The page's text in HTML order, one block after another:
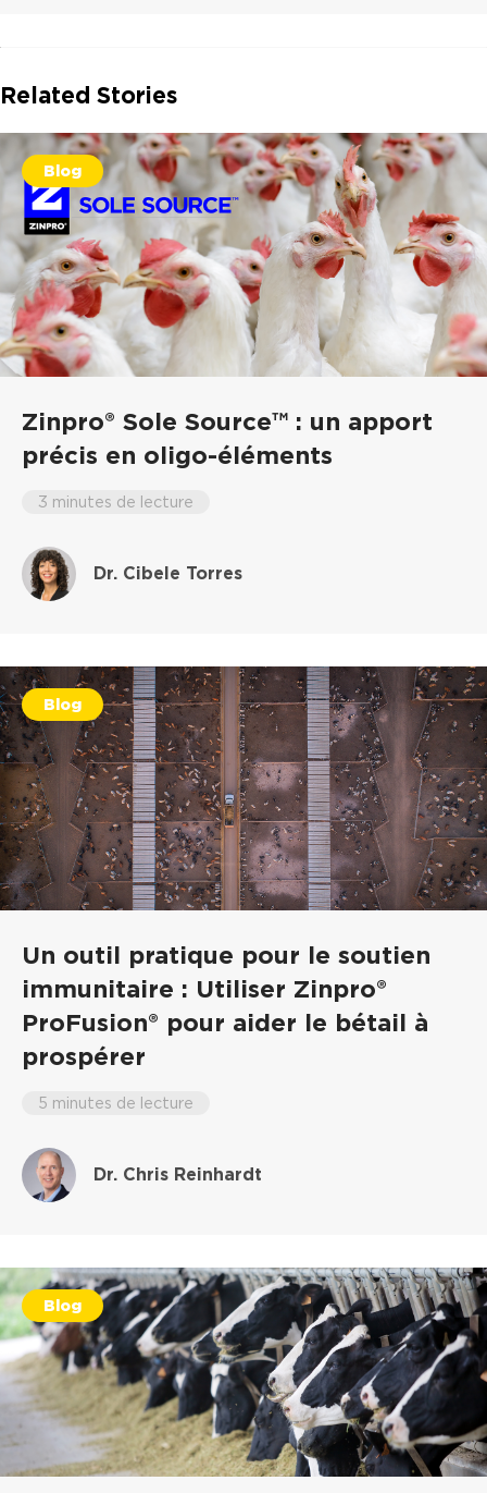
Related Stories
Blog
Zinpro® Sole Source™ : un apport
précis en oligo-éléments
3 minutes de lecture
Dr. Cibele Torres
Blog
Un outil pratique pour le soutien
immunitaire : Utiliser Zinpro®
ProFusion® pour aider le bétail à
prospérer
5 minutes de lecture
Dr. Chris Reinhardt
Blog